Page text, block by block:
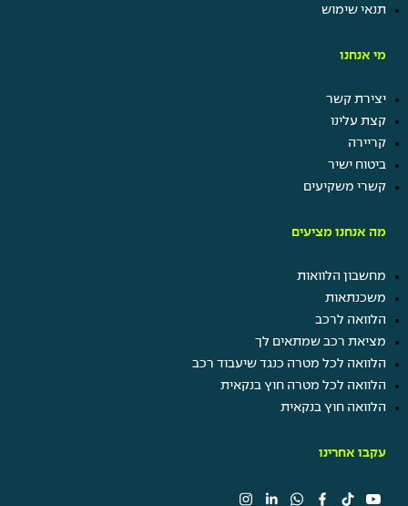
תנאי שימוש
מי אנחנו
יצירת קשר
קצת עלינו
קריירה
ביטוח ישיר
קשרי משקיעים
מה אנחנו מציעים
מחשבון הלוואות
משכנתאות
הלוואה לרכב
מציאת רכב שמתאים לך
הלוואה לכל מטרה כנגד שיעבוד רכב
הלוואה לכל מטרה חוץ בנקאית
הלוואה חוץ בנקאית
עקבו אחרינו